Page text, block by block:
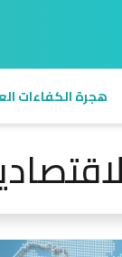
هجرة الكفاءات